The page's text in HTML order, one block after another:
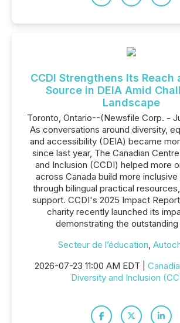
CCDI Strengthens Its Reach
Source in DEIA Amid
Landscape
Toronto, Ontario--(Newsfile Corp. -
As conversations around diversity,
and accessibility (DEIA) became
since last year, The Canadian
and Inclusion (CCDI) helped more
across Canada build more
through bilingual practical
support. CCDI's 2025 Impact
charity recently launched its
demonstrating the
Secteur de l’éducation,
2026-07-23 11:00 AM EDT |
Diversity and Inclusion